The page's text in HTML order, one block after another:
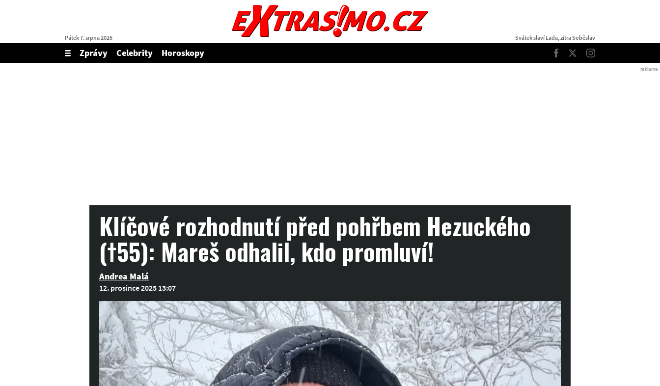
Pátek 7. srpna 2026 Svátek slaví Lada, zítra Soběslav
Zobrazit/skrýt
menu
Zprávy Celebrity
Horoskopy
Facebook
TwitterInstagram
Klíčové rozhodnutí před pohřbem Hezuckého
(†55): Mareš odhalil, kdo promluví!
Andrea Malá
12. prosince 2025 13:07